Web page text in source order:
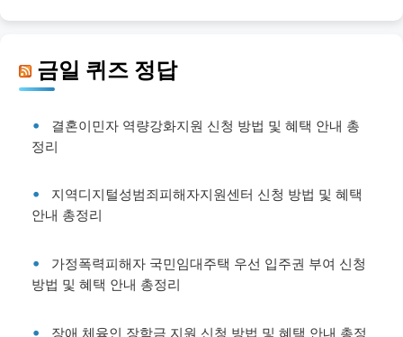
금일 퀴즈 정답
결혼이민자 역량강화지원 신청 방법 및 혜택 안내 총
정리
지역디지털성범죄피해자지원센터 신청 방법 및 혜택
안내 총정리
가정폭력피해자 국민임대주택 우선 입주권 부여 신청
방법 및 혜택 안내 총정리
장애 체육인 장학금 지원 신청 방법 및 혜택 안내 총정